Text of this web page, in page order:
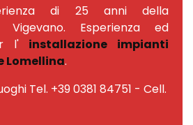
di 25 anni della
Vigevano. Esperienza ed
l' installazione impianti
Lomellina.
Tel. +39 0381 84751 - Cell.